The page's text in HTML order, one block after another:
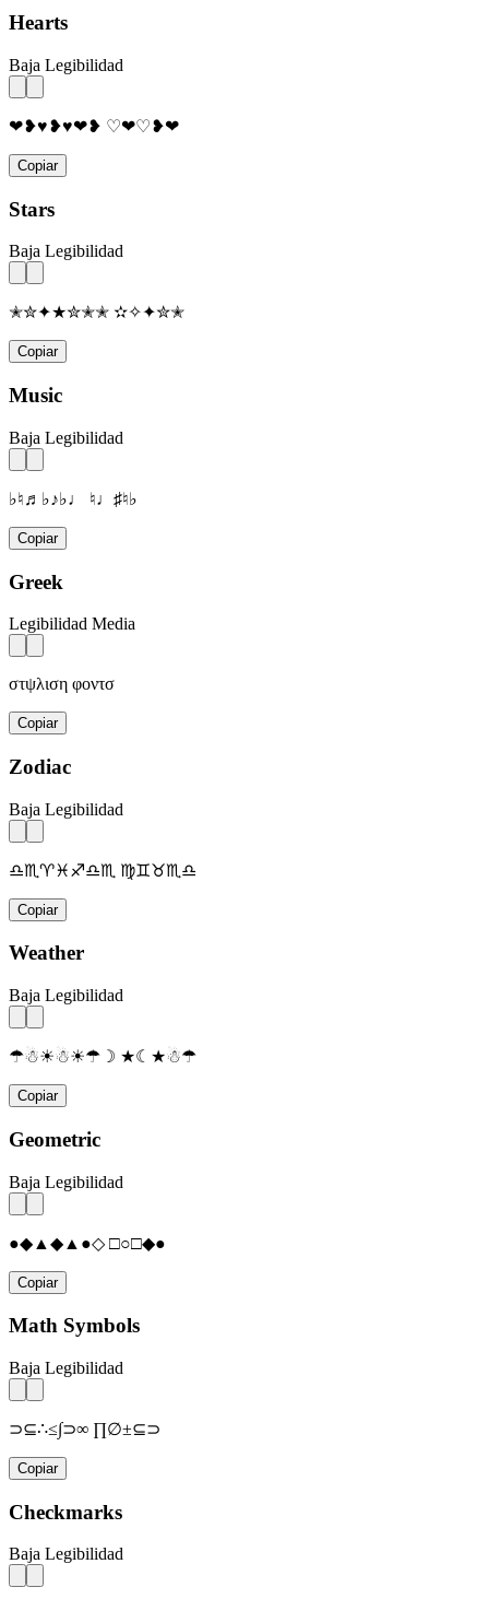
Hearts
Baja Legibilidad
❤❥♥❥♥❤❥ ♡❤♡❥❤
Copiar
Stars
Baja Legibilidad
✭✮✦★✮✭✭ ✫✧✦✮✭
Copiar
Music
Baja Legibilidad
♭♮♬♭♪♭♩ ♮♩♯♮♭
Copiar
Greek
Legibilidad Media
στψλιση φοντσ
Copiar
Zodiac
Baja Legibilidad
♎♏♈♓♐♎♏ ♍♊♉♏♎
Copiar
Weather
Baja Legibilidad
☂☃☀☃☀☂☽ ★☾★☃☂
Copiar
Geometric
Baja Legibilidad
●◆▲◆▲●◇ □○□◆●
Copiar
Math Symbols
Baja Legibilidad
⊃⊆∴≤∫⊃∞ ∏∅±⊆⊃
Copiar
Checkmarks
Baja Legibilidad